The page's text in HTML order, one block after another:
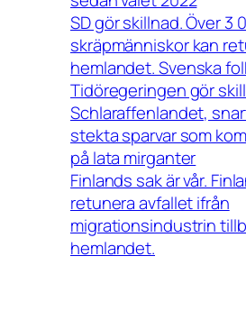
SD gör skillnad. Över 3
skräpmänniskor kan
hemlandet. Svenska
Tidöregeringen gör
Schlaraffenlandet,
stekta sparvar som
på lata mirganter
Finlands sak är vår.
retunera avfallet ifrån
migrationsindustrin
hemlandet.